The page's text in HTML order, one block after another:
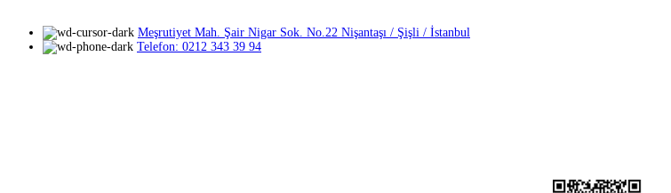
sayfasından
seçilebilir
Meşrutiyet Mah. Şair Nigar Sok. No.22 Nişantaşı / Şişli / İstanbul
Telefon: 0212 343 39 94